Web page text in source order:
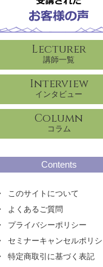
Lecturer
講師一覧
Interview
インタビュー
Column
コラム
Contents
このサイトについて
よくあるご質問
プライバシーポリシー
セミナーキャンセルポリ
特定商取引に基づく表記